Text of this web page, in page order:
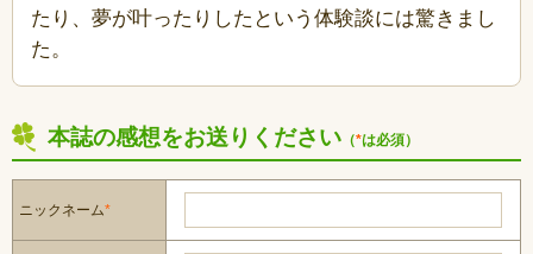
たり、夢が叶ったりしたという体験談には驚きまし
た。
本誌の感想をお送りください （*は必須）
ニックネーム*